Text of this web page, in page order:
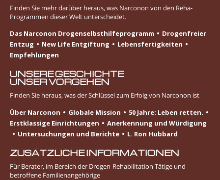
Finden Sie mehr darüber heraus, was Narconon von den Reha-
Programmen dieser Welt unterscheidet.
Das Narconon Drogenselbsthilfeprogramm
Drogenfreier
Entzug
New Life Entgiftung
Lebens­fertigkeiten
Empfehlungen
UNSERE GESCHICHTE
UNSER VORGEHEN
Finden Sie heraus, was der Schlüssel zum Erfolg von Narconon ist
Über Narconon
Globale Mission
50 Jahre: Leben retten.
Erstklassige Einrichtungen
Anerkennung und Würdigung
Untersuchungen und Berichte
L. Ron Hubbard
ZUSÄTZLICHE INFORMATIONEN
Für Berater, im Bereich der Drogen-Rehabilitation Tätige und
betroffene Familienangehörige